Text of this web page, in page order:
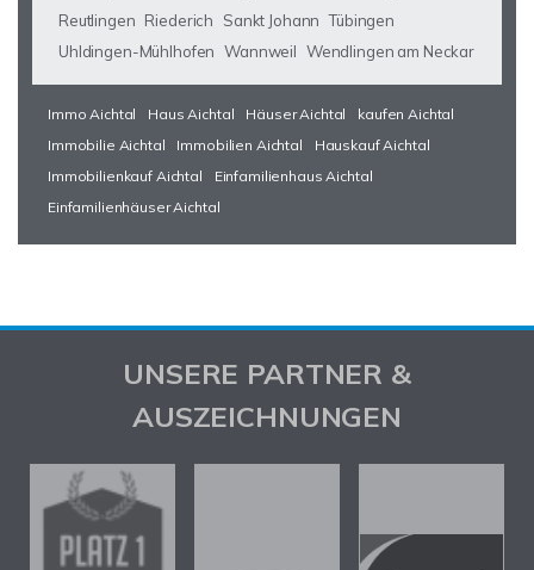
Reutlingen Riederich Sankt Johann Tübingen
Uhldingen-Mühlhofen Wannweil Wendlingen am Neckar
Immo Aichtal Haus Aichtal Häuser Aichtal
kaufen Aichtal
Immobilie Aichtal
Immobilien Aichtal
Hauskauf Aichtal
Immobilienkauf Aichtal
Einfamilienhaus Aichtal
Einfamilienhäuser Aichtal
UNSERE PARTNER &
AUSZEICHNUNGEN